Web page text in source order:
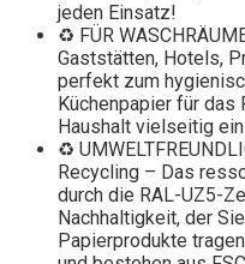
jeden Einsatz!
♻ FÜR
Gaststätten, Hotels,
perfekt zum
Küchenpapier für das
Haushalt vielseitig
♻
Recycling – Das
durch die RAL-UZ5-
Nachhaltigkeit, der
Papierprodukte